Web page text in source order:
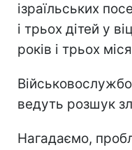
ізраїльських
і трьох дітей у
років і трьох
ведуть розшук
Нагадаємо,